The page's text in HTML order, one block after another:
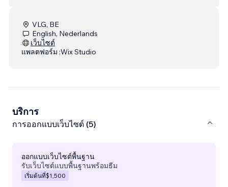
VLG, BE
English, Nederlands
เว็บไซต์
แพลตฟอร์ม :Wix Studio
บริการ
การออกแบบเว็บไซต์ (5)
ออกแบบเว็บไซต์พื้นฐาน
รับเว็บไซต์แบบพื้นฐานพร้อมธีม
เริ่มต้นที่$1,500